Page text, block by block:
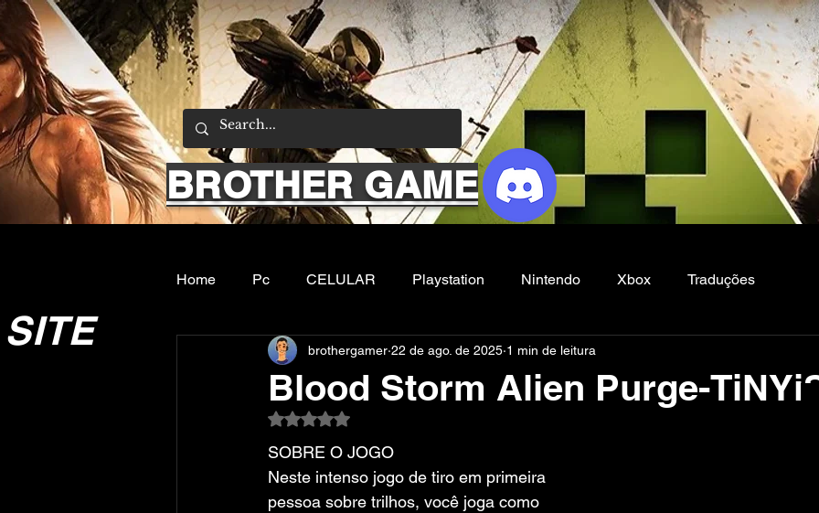
BROTHER GAME
Home Pc CELULAR Playstation Nintendo Xbox Traduções
Emuladores Sobre nos Filmes e Series Noticias
Blood Storm Alien Purge-
brothergamer 22 de ago. de 2025 1 min de leitura
Avaliado com NaN de 5 estrelas.
SOBRE O JOGO
Neste intenso jogo de tiro em primeira
pessoa sobre trilhos, você joga como